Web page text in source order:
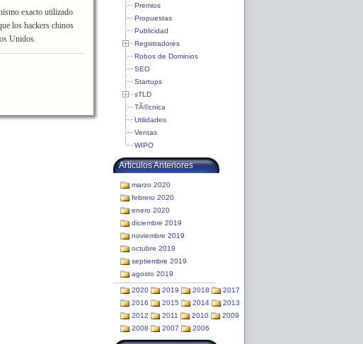
exacto utilizado
los hackers chinos
Unidos.
Premios
Propuestas
Publicidad
Registradores
Robos de Dominios
SEO
Startups
sTLD
TÃ©cnica
Utilidades
Ventas
WIPO
Articulos Anteriores
marzo 2020
febrero 2020
enero 2020
diciembre 2019
noviembre 2019
octubre 2019
septiembre 2019
agosto 2019
2020 2019 2018
2017
2016
2015 2014
2013
2012
2011 2010
2009
2008
2007 2006